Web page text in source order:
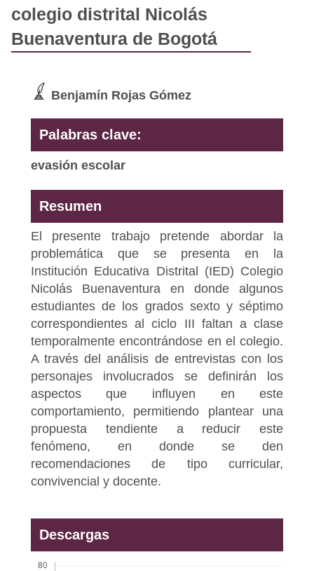
colegio distrital Nicolás
Buenaventura de Bogotá
Benjamín Rojas Gómez
Palabras clave:
evasión escolar
Resumen
El presente trabajo pretende abordar la
problemática que se presenta en la
Institución Educativa Distrital (IED) Colegio
Nicolás Buenaventura en donde algunos
estudiantes de los grados sexto y séptimo
correspondientes al ciclo III faltan a clase
temporalmente encontrándose en el colegio.
A través del análisis de entrevistas con los
personajes involucrados se definirán los
aspectos que influyen en este
comportamiento, permitiendo plantear una
propuesta tendiente a reducir este
fenómeno, en donde se den
recomendaciones de tipo curricular,
convivencial y docente.
Descargas